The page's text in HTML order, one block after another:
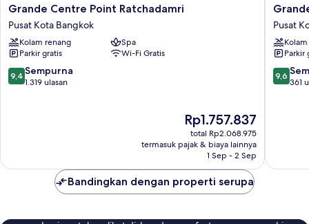
Grande
Centre
Point
Ratchadamri
Pusat
Kota
Bangkok
Grande Centre Point Ratchadamri
Pusat Kota Bangkok
Kolam renang
Spa
Parkir gratis
Wi-Fi Gratis
9.4
dari
9,4 Sempurna
1.319 ulasan
Harga
sekarang
Rp1.757.837
Rp1.757.837
total Rp2.068.975
termasuk pajak & biaya lainnya
1 Sep - 2 Sep
Grande
Centre
Point
Prestige
Pusat
Kota
Pusat
Parkir
9.6
dari
9,6
361
Bandingkan dengan properti serupa